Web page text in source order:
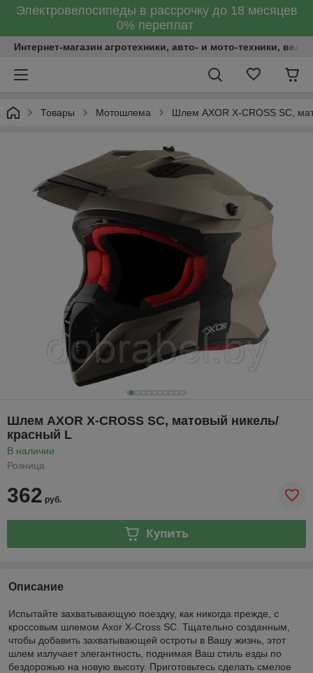
Электровелосипеды в рассрочку до 18 месяцев
0% переплат
Интернет-магазин агротехники, авто- и мото-техники,
Товары Мотошлема Шлем AXOR X-CROSS SC,
Шлем AXOR X-CROSS SC, матовый никель/
красный L
В наличии
Розница
362 руб.
Купить
Описание
Испытайте захватывающую поездку, как никогда прежде, с
кроссовым шлемом Axor X-Cross SC. Тщательно созданным,
чтобы добавить захватывающей остроты в Вашу жизнь, этот
шлем излучает элегантность, поднимая Ваш стиль езды по
бездорожью на новую высоту. Приготовьтесь сделать смелое